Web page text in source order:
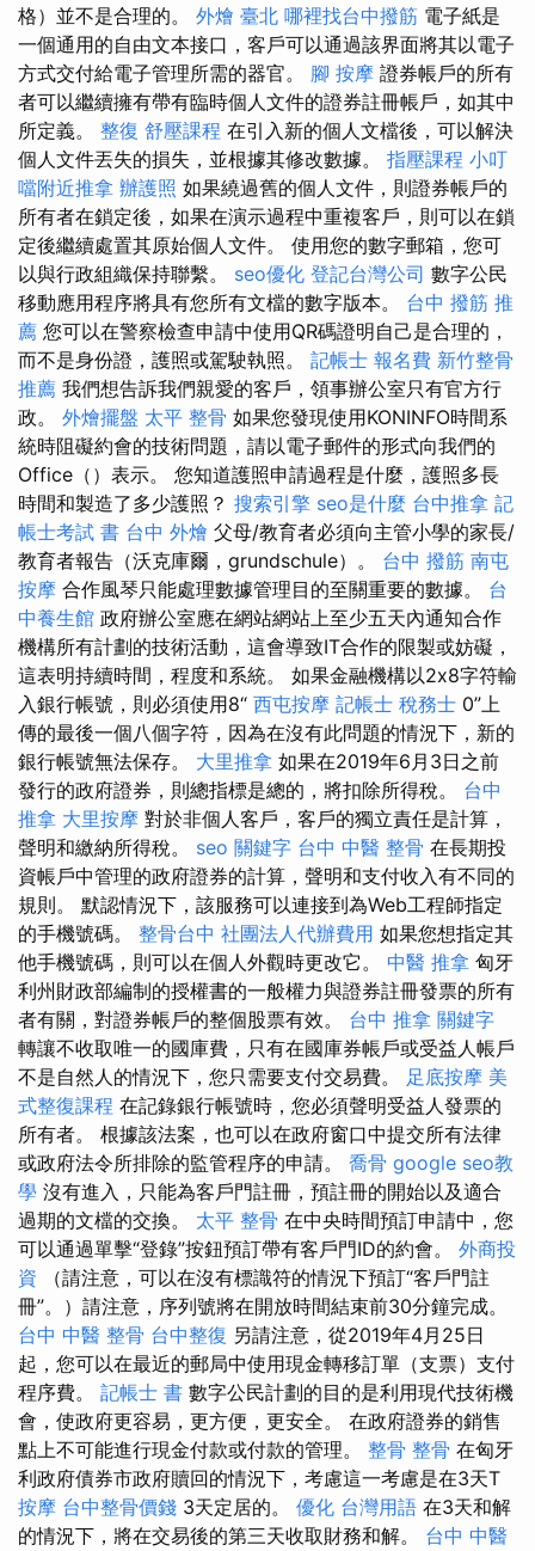
格）並不是合理的。 外燴 臺北 哪裡找台中撥筋 電子紙是
一個通用的自由文本接口，客戶可以通過該界面將其以電子
方式交付給電子管理所需的器官。 腳 按摩 證券帳戶的所有
者可以繼續擁有帶有臨時個人文件的證券註冊帳戶，如其中
所定義。 整復 舒壓課程 在引入新的個人文檔後，可以解決
個人文件丟失的損失，並根據其修改數據。 指壓課程 小叮
噹附近推拿 辦護照 如果繞過舊的個人文件，則證券帳戶的
所有者在鎖定後，如果在演示過程中重複客戶，則可以在鎖
定後繼續處置其原始個人文件。 使用您的數字郵箱，您可
以與行政組織保持聯繫。 seo優化 登記台灣公司 數字公民
移動應用程序將具有您所有文檔的數字版本。 台中 撥筋 推
薦 您可以在警察檢查申請中使用QR碼證明自己是合理的，
而不是身份證，護照或駕駛執照。 記帳士 報名費 新竹整骨
推薦 我們想告訴我們親愛的客戶，領事辦公室只有官方行
政。 外燴擺盤 太平 整骨 如果您發現使用KONINFO時間系
統時阻礙約會的技術問題，請以電子郵件的形式向我們的
Office（）表示。 您知道護照申請過程是什麼，護照多長
時間和製造了多少護照？ 搜索引擎 seo是什麼 台中推拿 記
帳士考試 書 台中 外燴 父母/教育者必須向主管小學的家長/
教育者報告（沃克庫爾，grundschule）。 台中 撥筋 南屯
按摩 合作風琴只能處理數據管理目的至關重要的數據。 台
中養生館 政府辦公室應在網站網站上至少五天內通知合作
機構所有計劃的技術活動，這會導致IT合作的限製或妨礙，
這表明持續時間，程度和系統。 如果金融機構以2x8字符輸
入銀行帳號，則必須使用8“ 西屯按摩 記帳士 稅務士 0”上
傳的最後一個八個字符，因為在沒有此問題的情況下，新的
銀行帳號無法保存。 大里推拿 如果在2019年6月3日之前
發行的政府證券，則總指標是總的，將扣除所得稅。 台中
推拿 大里按摩 對於非個人客戶，客戶的獨立責任是計算，
聲明和繳納所得稅。 seo 關鍵字 台中 中醫 整骨 在長期投
資帳戶中管理的政府證券的計算，聲明和支付收入有不同的
規則。 默認情況下，該服務可以連接到為Web工程師指定
的手機號碼。 整骨台中 社團法人代辦費用 如果您想指定其
他手機號碼，則可以在個人外觀時更改它。 中醫 推拿 匈牙
利州財政部編制的授權書的一般權力與證券註冊發票的所有
者有關，對證券帳戶的整個股票有效。 台中 推拿 關鍵字
轉讓不收取唯一的國庫費，只有在國庫券帳戶或受益人帳戶
不是自然人的情況下，您只需要支付交易費。 足底按摩 美
式整復課程 在記錄銀行帳號時，您必須聲明受益人發票的
所有者。 根據該法案，也可以在政府窗口中提交所有法律
或政府法令所排除的監管程序的申請。 喬骨 google seo教
學 沒有進入，只能為客戶門註冊，預註冊的開始以及適合
過期的文檔的交換。 太平 整骨 在中央時間預訂申請中，您
可以通過單擊“登錄”按鈕預訂帶有客戶門ID的約會。 外商投
資 （請注意，可以在沒有標識符的情況下預訂“客戶門註
冊”。）請注意，序列號將在開放時間結束前30分鐘完成。
台中 中醫 整骨 台中整復 另請注意，從2019年4月25日
起，您可以在最近的郵局中使用現金轉移訂單（支票）支付
程序費。 記帳士 書 數字公民計劃的目的是利用現代技術機
會，使政府更容易，更方便，更安全。 在政府證券的銷售
點上不可能進行現金付款或付款的管理。 整骨 整骨 在匈牙
利政府債券市政府贖回的情況下，考慮這一考慮是在3天T
按摩 台中整骨價錢 3天定居的。 優化 台灣用語 在3天和解
的情況下，將在交易後​​的第三天收取財務和解。 台中 中醫